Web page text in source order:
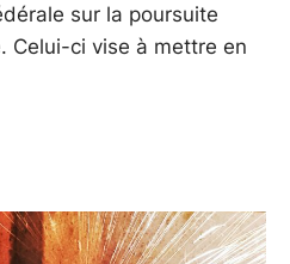
sur la poursuite
Celui-ci vise à mettre en